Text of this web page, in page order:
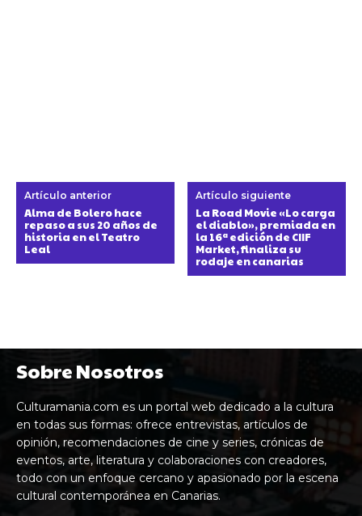
Artículo anterior
Alma de Bolero hace
repaso a sus 20 años de
historia en el Teatro
Leal
Artículo siguiente
La Road Movie «Lo carga
el diablo», premiada en
la 16ª edición de CIIF
Market, finaliza su
rodaje en canarias
Sobre Nosotros
Culturamania.com es un portal web dedicado a la cultura
en todas sus formas: ofrece entrevistas, artículos de
opinión, recomendaciones de cine y series, crónicas de
eventos, arte, literatura y colaboraciones con creadores,
todo con un enfoque cercano y apasionado por la escena
cultural contemporánea en Canarias.